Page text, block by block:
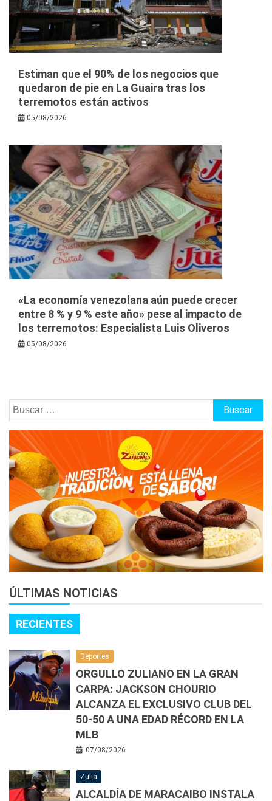
Estiman que el 90% de los negocios que
quedaron de pie en La Guaira tras los
terremotos están activos
05/08/2026
«La economía venezolana aún puede crecer
entre 8 % y 9 % este año» pese al impacto de
los terremotos: Especialista Luis Oliveros
05/08/2026
Buscar:
ÚLTIMAS NOTICIAS
RECIENTES
Deportes
ORGULLO ZULIANO EN LA GRAN
CARPA: JACKSON CHOURIO
ALCANZA EL EXCLUSIVO CLUB DEL
50-50 A UNA EDAD RÉCORD EN LA
MLB
07/08/2026
Zulia
ALCALDÍA DE MARACAIBO INSTALA